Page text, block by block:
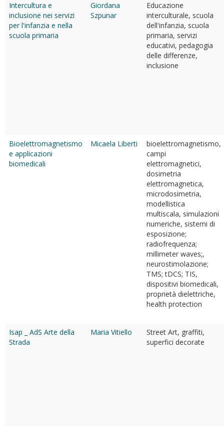
Intercultura e
inclusione nei servizi
per l'infanzia e nella
scuola primaria
Giordana
Szpunar
Educazione
interculturale, scuola
dell'infanzia, scuola
primaria, servizi
educativi, pedagogia
delle differenze,
inclusione
Bioelettromagnetismo
e applicazioni
biomedicali
Micaela Liberti
bioelettromagnetismo,
campi
elettromagnetici,
dosimetria
elettromagnetica,
microdosimetria,
modellistica
multiscala, simulazioni
numeriche, sistemi di
esposizione;
radiofrequenza;
millimeter waves;,
neurostimolazione;
TMS; tDCS; TIS,
dispositivi biomedicali,
proprietà dielettriche,
health protection
Isap _ AdS Arte della
Strada
Maria Vitiello
Street Art, graffiti,
superfici decorate